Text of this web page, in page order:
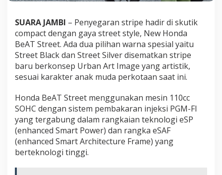
!
!
!
SUARA JAMBI – Penyegaran stripe hadir di skutik
compact dengan gaya street style, New Honda
BeAT Street. Ada dua pilihan warna spesial yaitu
Street Black dan Street Silver disematkan stripe
baru berkonsep Urban Art Image yang artistik,
sesuai karakter anak muda perkotaan saat ini.
Honda BeAT Street menggunakan mesin 110cc
SOHC dengan sistem pembakaran injeksi PGM-FI
yang tergabung dalam rangkaian teknologi eSP
(enhanced Smart Power) dan rangka eSAF
(enhanced Smart Architecture Frame) yang
berteknologi tinggi.